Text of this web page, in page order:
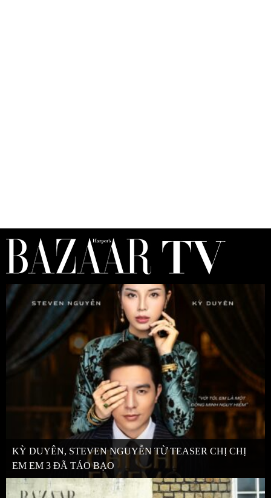
KỲ DUYÊN, STEVEN NGUYỄN TỪ TEASER CHỊ CHỊ
EM EM 3 ĐÃ TÁO BẠO